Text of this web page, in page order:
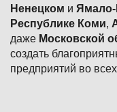
Ненецком и Ямало-
Республике Коми,
даже Московской
создать
предприятий во